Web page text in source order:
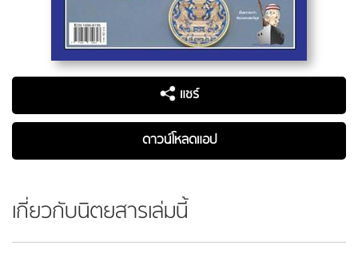
แชร์
ดาวน์โหลดแอป
เกี่ยวกับนิตยสารเล่มนี้